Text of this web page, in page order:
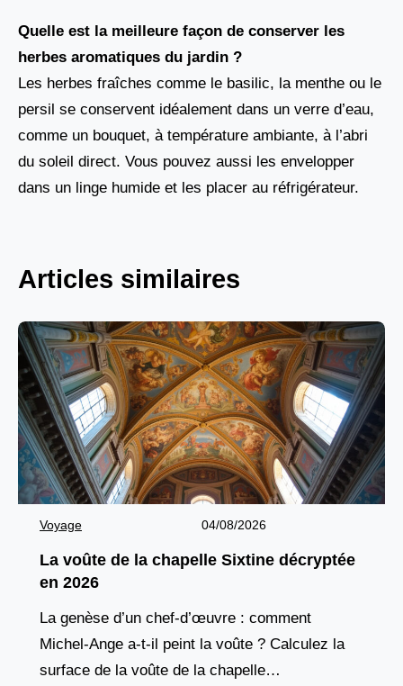
Quelle est la meilleure façon de conserver les
herbes aromatiques du jardin ?
Les herbes fraîches comme le basilic, la menthe ou le
persil se conservent idéalement dans un verre d’eau,
comme un bouquet, à température ambiante, à l’abri
du soleil direct. Vous pouvez aussi les envelopper
dans un linge humide et les placer au réfrigérateur.
Articles similaires
Voyage 04/08/2026
La voûte de la chapelle Sixtine décryptée
en 2026
La genèse d’un chef-d’œuvre : comment
Michel-Ange a-t-il peint la voûte ? Calculez la
surface de la voûte de la chapelle